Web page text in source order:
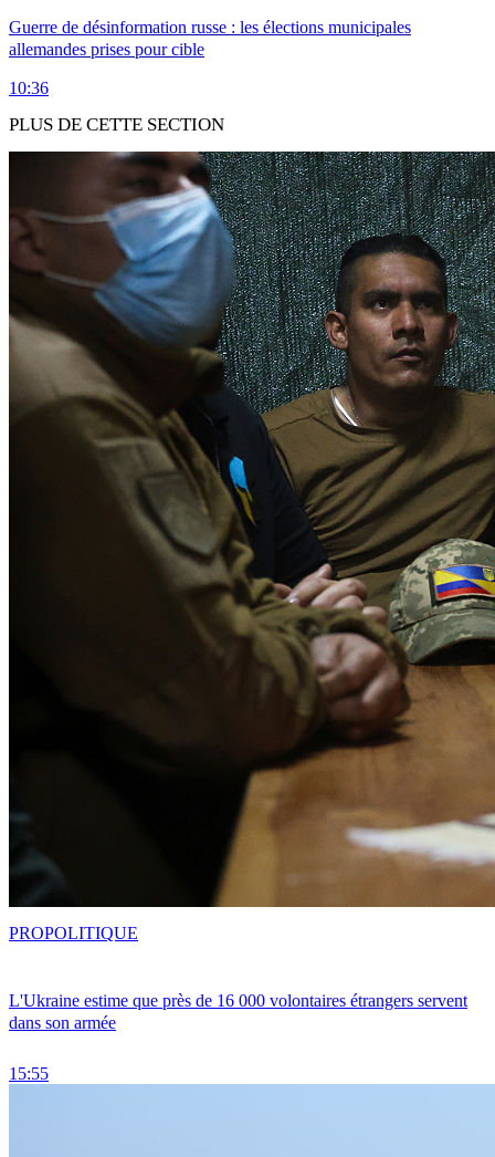
Guerre de désinformation russe : les élections municipales
allemandes prises pour cible
10:36
PLUS DE CETTE SECTION
L'Ukraine estime que près de 16 000 volontaires étrangers servent
dans son armée
15:55
PROPOLITIQUE